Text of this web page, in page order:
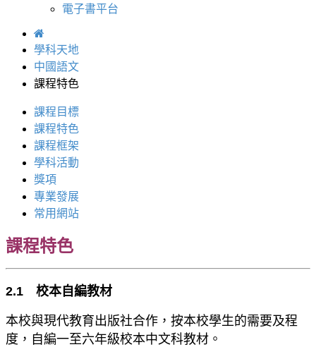
電子書平台
學科天地
中國語文
課程特色
課程目標
課程特色
課程框架
學科活動
獎項
專業發展
常用網站
課程特色
2.1 校本自編教材
本校與現代教育出版社合作，按本校學生的需要及程
度，自編一至六年級校本中文科教材。